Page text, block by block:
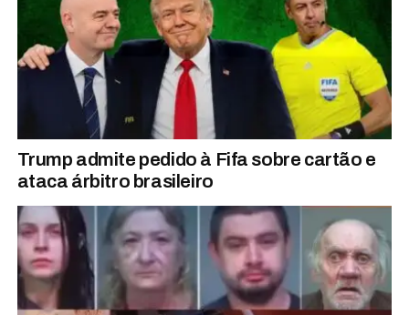
Trump admite pedido à Fifa sobre cartão e
ataca árbitro brasileiro